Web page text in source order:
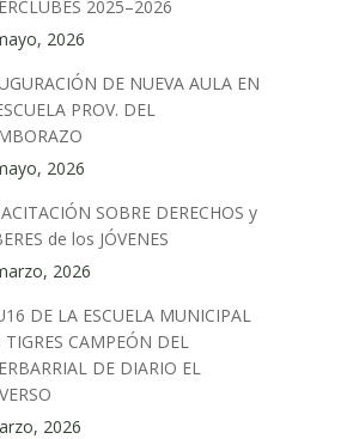
2025–2026
2026
DE NUEVA AULA EN
PROV. DEL
2026
SOBRE DERECHOS y
de los JÓVENES
2026
DE LA ESCUELA MUNICIPAL
TIGRES CAMPEÓN DEL
DE DIARIO EL
2026